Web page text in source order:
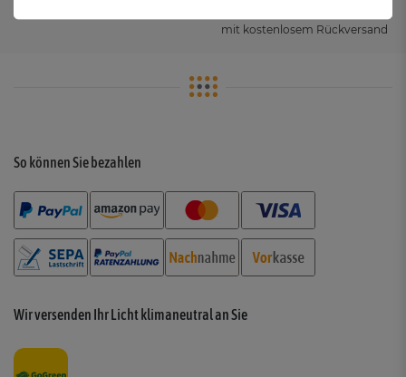
mit kostenlosem Rückversand
So können Sie bezahlen
Wir versenden Ihr Licht klimaneutral an Sie